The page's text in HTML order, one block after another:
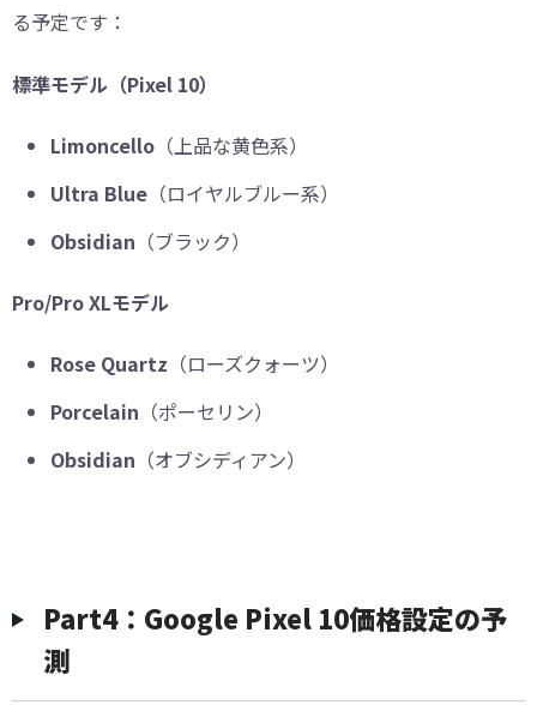
る予定です：
標準モデル（Pixel 10）
Limoncello （上品な黄色系）
Ultra Blue （ロイヤルブルー系）
Obsidian （ブラック）
Pro/Pro XLモデル
Rose Quartz （ローズクォーツ）
Porcelain （ポーセリン）
Obsidian （オブシディアン）
Part4：Google Pixel 10価格設定の予
測